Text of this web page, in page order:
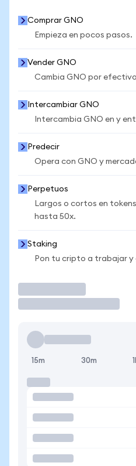
Comprar GNO
Empieza en pocos pasos.
Vender GNO
Cambia GNO por
Intercambiar GNO
Intercambia GNO en y
Predecir
Opera con GNO y
Perpetuos
Largos o cortos en
hasta 50x.
Staking
Pon tu cripto a trabajar y
15m 30m